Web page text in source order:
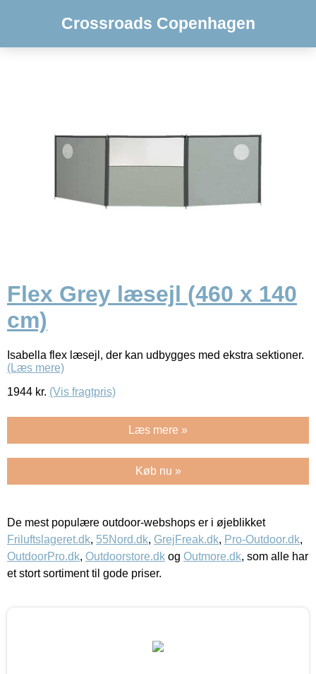
Crossroads Copenhagen
Flex Grey læsejl (460 x 140
cm)
Isabella flex læsejl, der kan udbygges med ekstra sektioner.
(Læs mere)
1944 kr. (Vis fragtpris)
Læs mere »
Køb nu »
De mest populære outdoor-webshops er i øjeblikket
Friluftslageret.dk, 55Nord.dk, GrejFreak.dk, Pro-Outdoor.dk,
OutdoorPro.dk, Outdoorstore.dk og Outmore.dk, som alle har
et stort sortiment til gode priser.